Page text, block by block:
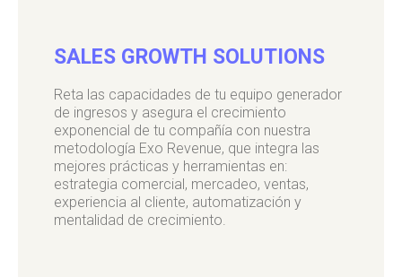
SALES GROWTH SOLUTIONS
Reta las capacidades de tu equipo generador
de ingresos y asegura el crecimiento
exponencial de tu compañía con nuestra
metodología Exo Revenue, que integra las
mejores prácticas y herramientas en:
estrategia comercial, mercadeo, ventas,
experiencia al cliente, automatización y
mentalidad de crecimiento.